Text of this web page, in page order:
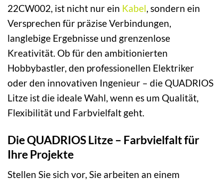
22CW002, ist nicht nur ein Kabel, sondern ein
Versprechen für präzise Verbindungen,
langlebige Ergebnisse und grenzenlose
Kreativität. Ob für den ambitionierten
Hobbybastler, den professionellen Elektriker
oder den innovativen Ingenieur – die QUADRIOS
Litze ist die ideale Wahl, wenn es um Qualität,
Flexibilität und Farbvielfalt geht.
Die QUADRIOS Litze – Farbvielfalt für
Ihre Projekte
Stellen Sie sich vor, Sie arbeiten an einem